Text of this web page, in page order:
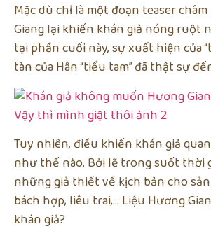
Mặc dù chỉ là một đoạn teaser
Giang lại khiến khán giả nóng ruột
tại phần cuối này, sự xuất hiện của
tàn của Hân “tiểu tam” đã thật sự
Tuy nhiên, điều khiến khán giả
như thế nào. Bởi lẽ trong suốt thời
những giả thiết về kịch bản cho
bách hợp, liêu trai,… Liệu Hương
khán giả?